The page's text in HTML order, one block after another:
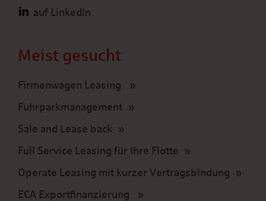
auf LinkedIn
Meist gesucht
Firmenwagen Leasing
Fuhrparkmanagement
Sale and Lease back
Full Service Leasing für Ihre Flotte
Operate Leasing mit kurzer Vertragsbindung
ECA Exportfinanzierung